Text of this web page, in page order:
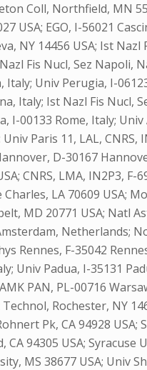
Coll, Northfield, MN
EGO, I-56021
NY 14456 USA; Ist
Fis Nucl, Sez
Univ Perugia, I-
Italy; Ist Nazl Fis Nucl,
I-00133 Rome, Italy;
Paris 11, LAL, CNRS,
D-30167
CNRS, LMA, IN2P3,
LA 70609 USA;
MD 20771 USA;
Netherlands;
Rennes, F-35042
Univ Padua, I-35131
PAN, PL-00716
Rochester, NY
Pk, CA 94928
94305 USA;
MS 38677 USA; Univ